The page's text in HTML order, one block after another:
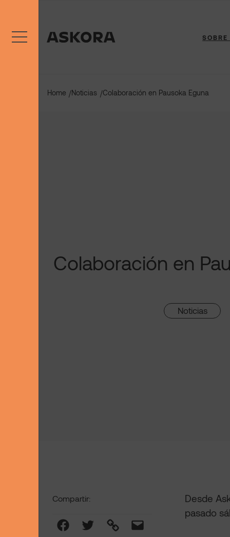
contenido
Home /Noticias /Colaboración en Pausoka Eguna
Colaboración en
Noticias
Compartir:
Facebook Twitter Link Mail
Desde
pasado